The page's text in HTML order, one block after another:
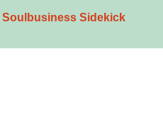
Soulbusiness Sidekick